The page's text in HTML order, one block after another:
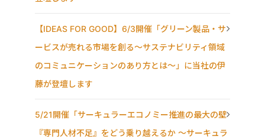
【IDEAS FOR GOOD】6/3開催「グリーン製品・サ
ービスが売れる市場を創る〜サステナビリティ領域
のコミュニケーションのあり方とは〜」に当社の伊
藤が登壇します
5/21開催「サーキュラーエコノミー推進の最大の壁
『専門人材不足』をどう乗り越えるか ～サーキュラ